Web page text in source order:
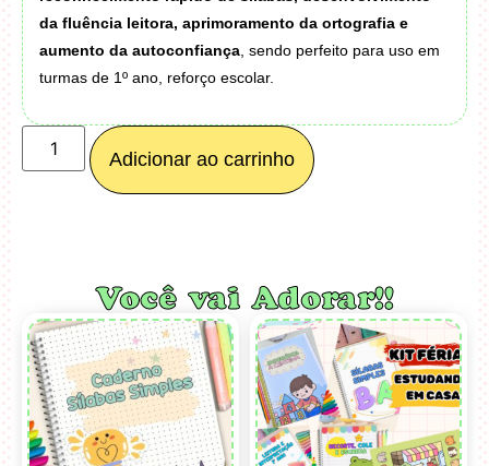
da fluência leitora, aprimoramento da ortografia e
aumento da autoconfiança, sendo perfeito para uso em
turmas de 1º ano, reforço escolar.
Adicionar ao carrinho
Você vai Adorar!!